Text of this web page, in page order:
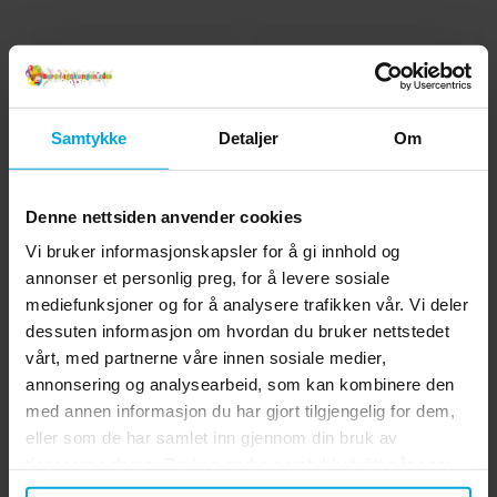
Samtykke Detaljer Om
Denne nettsiden anvender cookies
Vi bruker informasjonskapsler for å gi innhold og
annonser et personlig preg, for å levere sosiale
mediefunksjoner og for å analysere trafikken vår. Vi deler
dessuten informasjon om hvordan du bruker nettstedet
vårt, med partnerne våre innen sosiale medier,
annonsering og analysearbeid, som kan kombinere den
med annen informasjon du har gjort tilgjengelig for dem,
eller som de har samlet inn gjennom din bruk av
helst.
Minecraft Creeper Basic
Kostyme 7-8 år
: kr 249,00
kr 249,00
KJØP
Minecraft -
Flaggirlander 230 cm
kr 69,00
KJØP
Andre kjøpte også